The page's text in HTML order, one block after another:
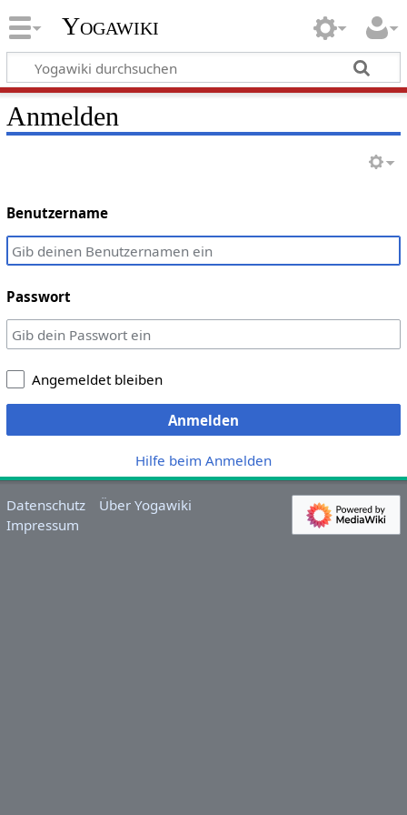
Yogawiki
Anmelden
Benutzername
Passwort
Angemeldet bleiben
Anmelden
Hilfe beim Anmelden
Datenschutz
Über Yogawiki
Impressum